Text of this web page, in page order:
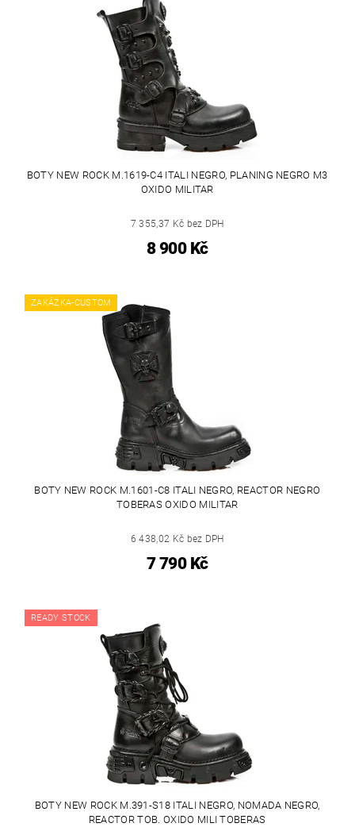
BOTY NEW ROCK M.1619-C4 ITALI NEGRO, PLANING NEGRO M3
OXIDO MILITAR
7 355,37 Kč bez DPH
8 900 Kč
ZAKÁZKA-CUSTOM
BOTY NEW ROCK M.1601-C8 ITALI NEGRO, REACTOR NEGRO
TOBERAS OXIDO MILITAR
6 438,02 Kč bez DPH
7 790 Kč
READY STOCK
BOTY NEW ROCK M.391-S18 ITALI NEGRO, NOMADA NEGRO,
REACTOR TOB. OXIDO MILI TOBERAS